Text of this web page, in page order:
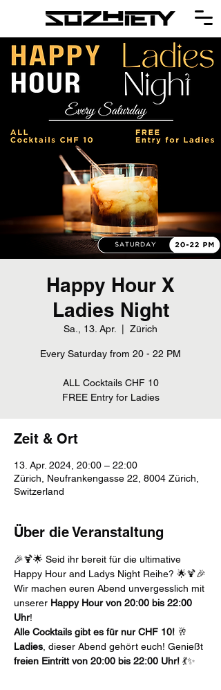
Happy Hour X
Ladies Night
Sa., 13. Apr. Zürich
Every Saturday from 20 - 22 PM
ALL Cocktails CHF 10
FREE Entry for Ladies
Zeit & Ort
13. Apr. 2024, 20:00 – 22:00
Zürich, Neufrankengasse 22, 8004 Zürich,
Switzerland
Über die Veranstaltung
🎉🍹🌟 Seid ihr bereit für die ultimative
Happy Hour and Ladys Night Reihe? 🌟🍹🎉
Wir machen euren Abend unvergesslich mit
unserer Happy Hour von 20:00 bis 22:00
Uhr!
Alle Cocktails gibt es für nur CHF 10! 🥂
Ladies , dieser Abend gehört euch! Genießt
freien Eintritt von 20:00 bis 22:00 Uhr! 💃✨